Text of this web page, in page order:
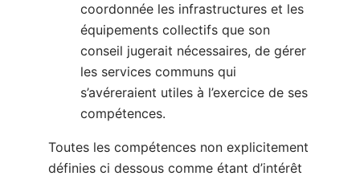
coordonnée les infrastructures et les
équipements collectifs que son
conseil jugerait nécessaires, de gérer
les services communs qui
s’avéreraient utiles à l’exercice de ses
compétences.
Toutes les compétences non explicitement
définies ci dessous comme étant d’intérêt